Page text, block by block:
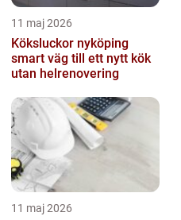
11 maj 2026
Köksluckor nyköping
smart väg till ett nytt kök
utan helrenovering
11 maj 2026